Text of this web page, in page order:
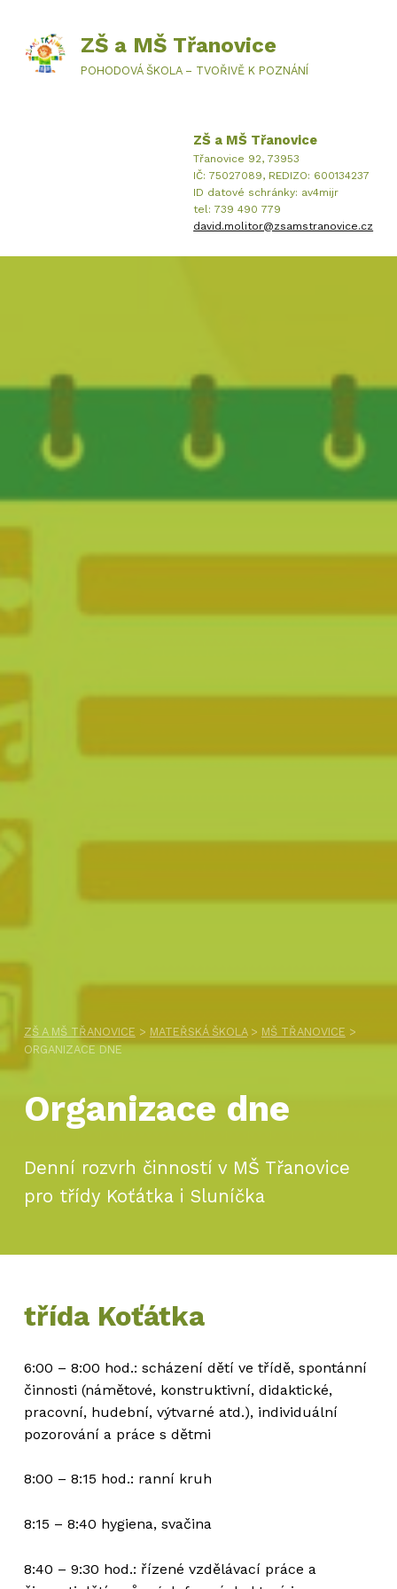
ZŠ a MŠ Třanovice
POHODOVÁ ŠKOLA – TVOŘIVĚ K POZNÁNÍ
ZŠ a MŠ Třanovice
Třanovice 92, 73953
IČ: 75027089, REDIZO: 600134237
ID datové schránky: av4mijr
tel: 739 490 779
david.molitor@zsamstranovice.cz
ZŠ A MŠ TŘANOVICE > MATEŘSKÁ ŠKOLA> MŠ TŘANOVICE >
ORGANIZACE DNE
Organizace dne
Denní rozvrh činností v MŠ Třanovice
pro třídy Koťátka i Sluníčka
třída Koťátka
6:00 – 8:00 hod.: scházení dětí ve třídě, spontánní
činnosti (námětové, konstruktivní, didaktické,
pracovní, hudební, výtvarné atd.), individuální
pozorování a práce s dětmi
8:00 – 8:15 hod.: ranní kruh
8:15 – 8:40 hygiena, svačina
8:40 – 9:30 hod.: řízené vzdělávací práce a